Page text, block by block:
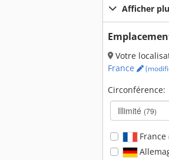
Afficher
Votre
France
Circonférence:
Illimité (79)
France